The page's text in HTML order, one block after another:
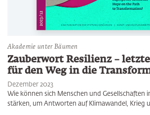
Akademie unter Bäumen
Zauberwort Resilienz –
für den Weg in die
Dezember 2023
Wie können sich Menschen und Gesellschaften
stärken, um Antworten auf Klimawandel, Krieg